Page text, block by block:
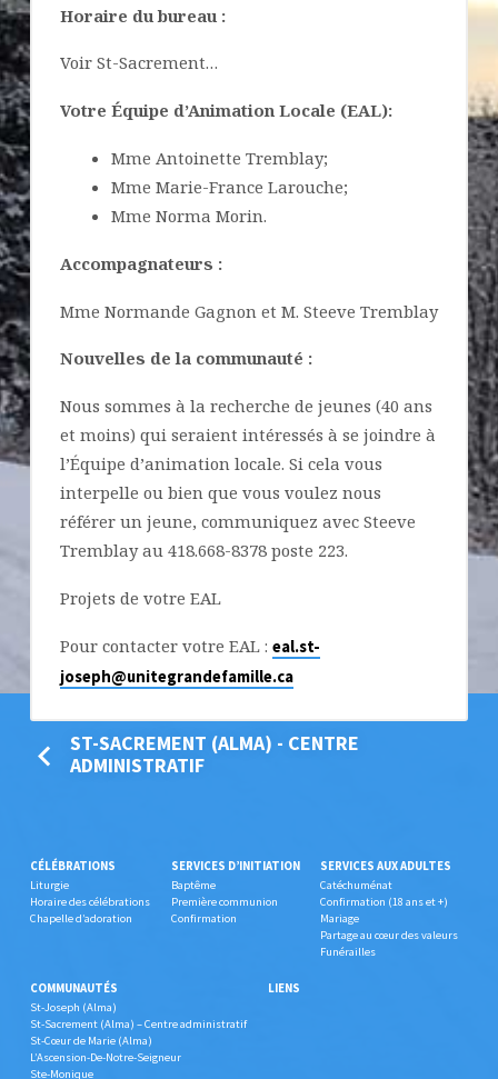
Horaire du bureau :
Voir St-Sacrement…
Votre Équipe d’Animation Locale (EAL):
Mme Antoinette Tremblay;
Mme Marie-France Larouche;
Mme Norma Morin.
Accompagnateurs :
Mme Normande Gagnon et M. Steeve Tremblay
Nouvelles de la communauté :
Nous sommes à la recherche de jeunes (40 ans
et moins) qui seraient intéressés à se joindre à
l’Équipe d’animation locale. Si cela vous
interpelle ou bien que vous voulez nous
référer un jeune, communiquez avec Steeve
Tremblay au 418.668-8378 poste 223.
Projets de votre EAL
Pour contacter votre EAL : eal.st-
joseph@unitegrandefamille.ca
ST-SACREMENT (ALMA) - CENTRE
ADMINISTRATIF
CÉLÉBRATIONS
Liturgie
Horaire des célébrations
Chapelle d’adoration
SERVICES D’INITIATION
Baptême
Première communion
Confirmation
SERVICES AUX ADULTES
Catéchuménat
Confirmation (18 ans et +)
Mariage
Partage au cœur des valeurs
Funérailles
COMMUNAUTÉS
St-Joseph (Alma)
St-Sacrement (Alma) – Centre administratif
St-Cœur de Marie (Alma)
L’Ascension-De-Notre-Seigneur
Ste-Monique
LIENS